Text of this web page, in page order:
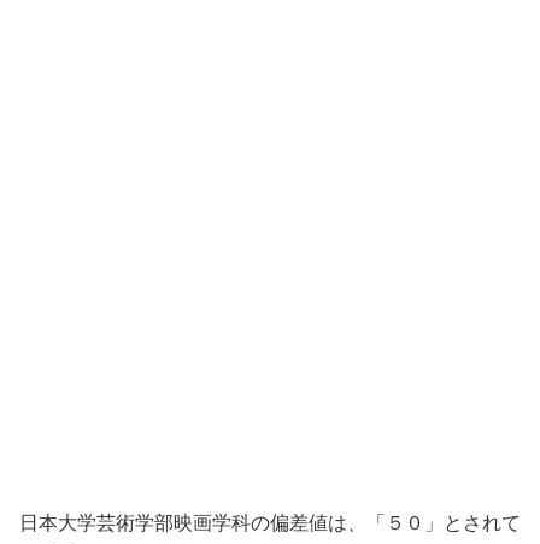
日本大学芸術学部映画学科の偏差値は、「５０」とされて